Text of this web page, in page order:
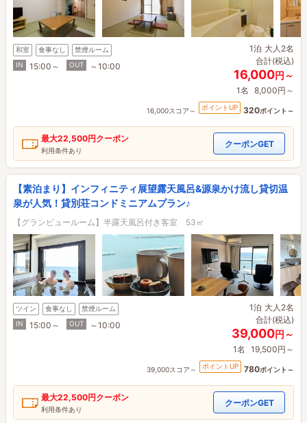
和室 食事なし
禁煙ルーム
IN
15:00～ OUT ～10:00
1泊 大人2名
合計(税込)
16,000円～
1名 8,000円～
16,000スコア～ ポイントUP 320ポイント～
最大22,500円クーポン
利用条件あり
クーポンGET
【素泊まり】インフィニティ展望露天風呂&源泉かけ流し貸切温
泉が人気！貸別荘コンドミニアムプラン♪
【グランビュールーム】半露天風呂付き客室 53㎡
ツイン 食事なし
禁煙ルーム
IN
15:00～ OUT ～10:00
1泊 大人2名
合計(税込)
39,000円～
1名 19,500円～
39,000スコア～ ポイントUP 780ポイント～
最大22,500円クーポン
利用条件あり
クーポンGET